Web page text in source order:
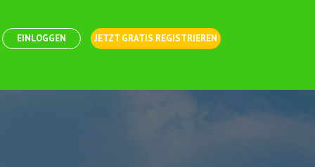
EINLOGGEN JETZT GRATIS REGISTRIEREN